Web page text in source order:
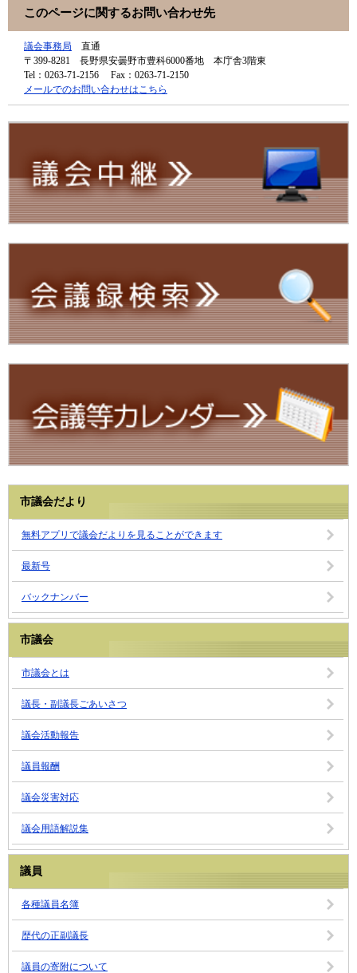
このページに関するお問い合わせ先
議会事務局
直通
〒399-8281
長野県安曇野市豊科6000番地 本庁舎3階東
Tel：0263-71-2156
Fax：0263-71-2150
メールでのお問い合わせはこちら
市議会だより
無料アプリで議会だよりを見ることができます
最新号
バックナンバー
市議会
市議会とは
議長・副議長ごあいさつ
議会活動報告
議員報酬
議会災害対応
議会用語解説集
議員
各種議員名簿
歴代の正副議長
議員の寄附について